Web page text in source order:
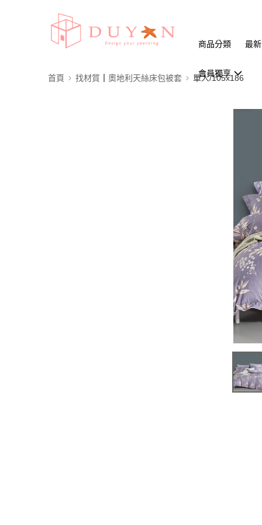
商品分類 最
會員獨享
首頁 找材質┃奧地利天絲床包被套 單人/105x186